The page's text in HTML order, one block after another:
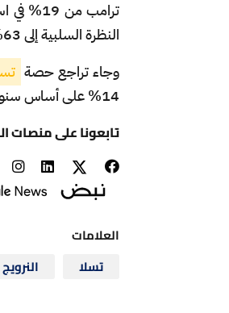
النظرة السلبية إلى 63% من 47%، وفقاً لما ذكرته وكالة الأنباء السويدية.
وجاء تراجع حصة
14% على أساس سنوي في يناير/ كانون الثاني بينما قفزت في النرويج 82%.
تابعونا على منصات
العلامات
تسلا
النرويج